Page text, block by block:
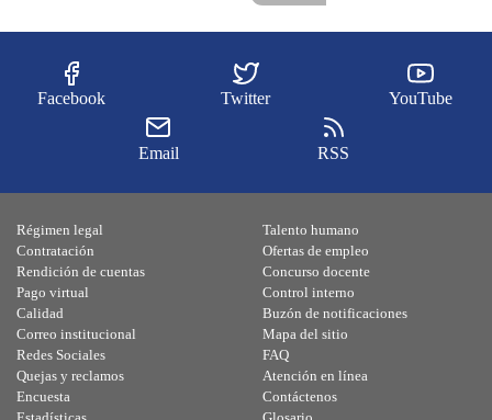
Facebook Twitter YouTube
Email RSS
Régimen legal
Contratación
Rendición de cuentas
Pago virtual
Calidad
Talento humano
Ofertas de empleo
Concurso docente
Control interno
Buzón de notificaciones
Correo institucional
Redes Sociales
Quejas y reclamos
Encuesta
Mapa del sitio
FAQ
Atención en línea
Contáctenos